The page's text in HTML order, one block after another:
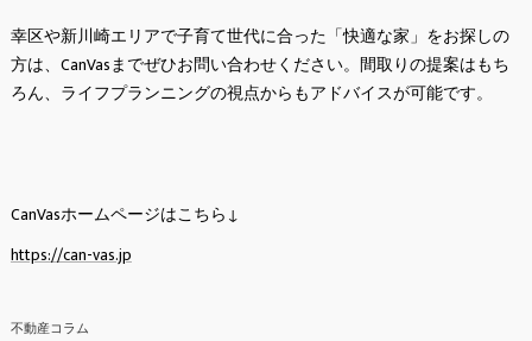
幸区や新川崎エリアで子育て世代に合った「快適な家」をお探しの
方は、CanVasまでぜひお問い合わせください。間取りの提案はもち
ろん、ライフプランニングの視点からもアドバイスが可能です。
CanVasホームページはこちら↓
https://can-vas.jp
不動産コラム